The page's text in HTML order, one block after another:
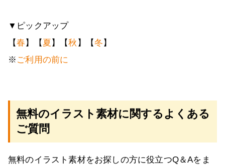
▼ピックアップ
【春 】【 夏 】【秋 】【冬 】
※ ご利用の前に
無料のイラスト素材に関するよくある
ご質問
無料のイラスト素材をお探しの方に役立つQ＆Aをま